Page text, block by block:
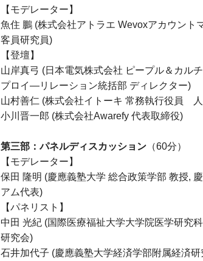
【モデレーター】
魚住 鵬 (株式会社アトラエ Wevoxアカウント
客員研究員)
【登壇】
山岸真弓 (日本電気株式会社 ピープル＆カル
プロイ―リレーション統括部 ディレクター)
山村善仁 (株式会社イトーキ 常務執行役員
小川晋一郎 (株式会社Awarefy 代表取締役)
第三部：パネルディスカッション （60分）
【モデレーター】
保田 隆明 (慶應義塾大学 総合政策学部 教授,
アム代表)
【パネリスト】
中田 光紀 (国際医療福祉大学大学院医学研究
研究会)
石井加代子 (慶應義塾大学経済学部附属経済